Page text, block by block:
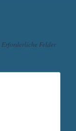
Erforderliche Felder